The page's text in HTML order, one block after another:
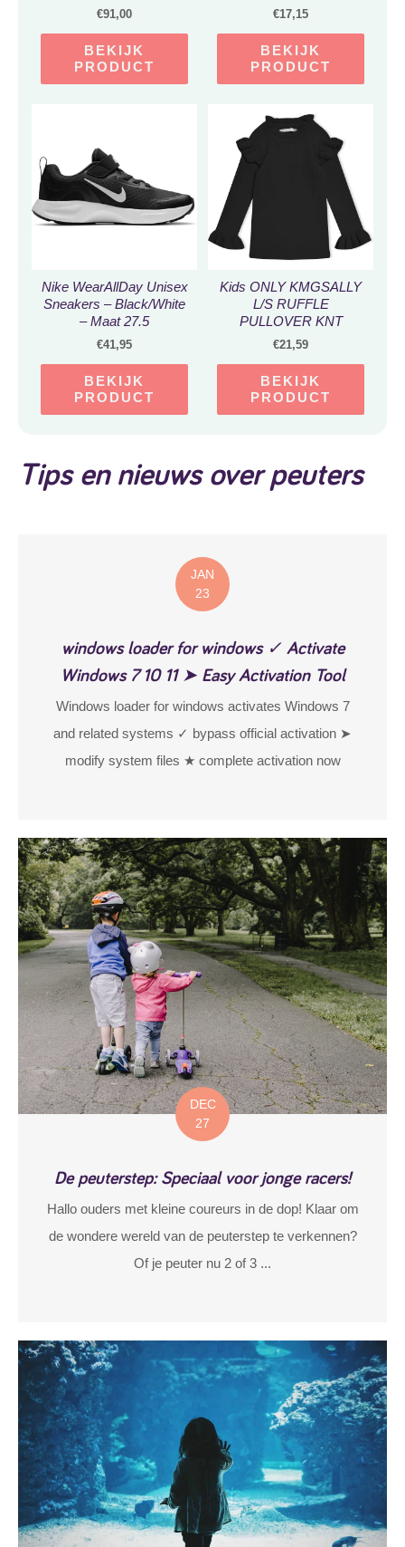
LCD Schrijfboard –
€91,00
BEKIJK
PRODUCT
€17,15
BEKIJK
PRODUCT
Nike WearAllDay Unisex
Sneakers – Black/White
– Maat 27.5
€41,95
BEKIJK
PRODUCT
Kids ONLY KMGSALLY
L/S RUFFLE
PULLOVER KNT
Meisjes Trui – Maat 92
€21,59
BEKIJK
PRODUCT
Tips en nieuws over peuters
JAN
23
windows loader for windows ✓ Activate
Windows 7 10 11 ➤ Easy Activation Tool
Windows loader for windows activates Windows 7
and related systems ✓ bypass official activation ➤
modify system files ★ complete activation now
DEC
27
De peuterstep: Speciaal voor jonge racers!
Hallo ouders met kleine coureurs in de dop! Klaar om
de wondere wereld van de peuterstep te verkennen?
Of je peuter nu 2 of 3 ...